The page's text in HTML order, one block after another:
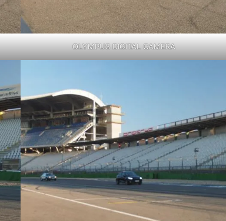
OLYMPUS DIGITAL CAMERA